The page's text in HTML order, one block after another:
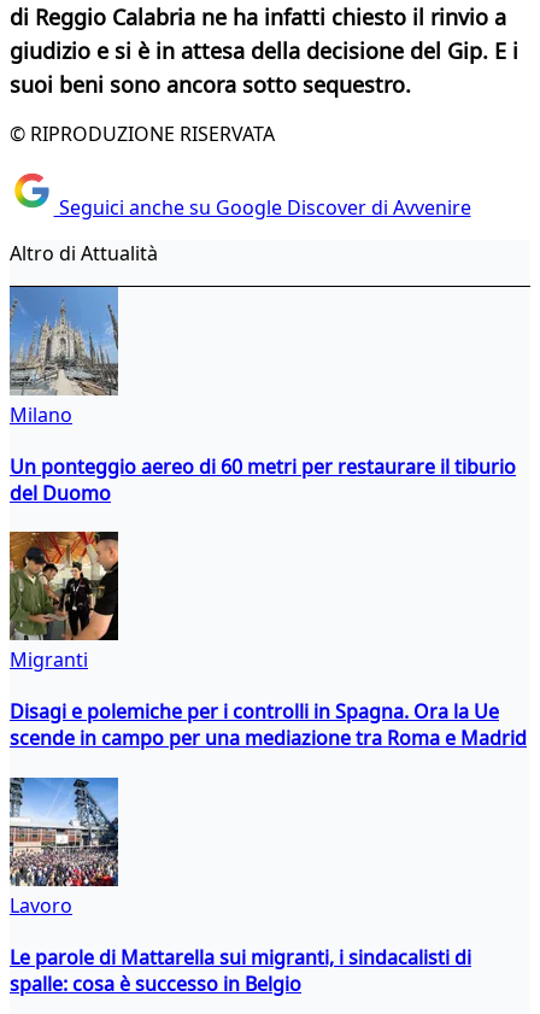
di Reggio Calabria ne ha infatti chiesto il rinvio a
giudizio e si è in attesa della decisione del Gip. E i
suoi beni sono ancora sotto sequestro.
© RIPRODUZIONE RISERVATA
Seguici anche su Google Discover di Avvenire
Altro di Attualità
Milano
Un ponteggio aereo di 60 metri per restaurare il tiburio
del Duomo
Migranti
Disagi e polemiche per i controlli in Spagna. Ora la Ue
scende in campo per una mediazione tra Roma e Madrid
Lavoro
Le parole di Mattarella sui migranti, i sindacalisti di
spalle: cosa è successo in Belgio